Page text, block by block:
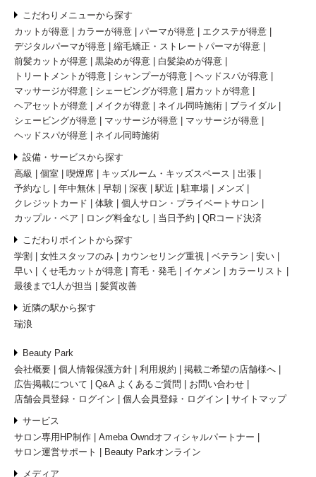
こだわりメニューから探す
カットが得意
カラーが得意 パーマが得意
エクステが得意
デジタルパーマが得意
縮毛矯正・ストレートパーマが得意
前髪カットが得意
黒染めが得意
白髪染めが得意
トリートメントが得意
シャンプーが得意
ヘッドスパが得意
マッサージが得意
シェービングが得意
眉カットが得意
ヘアセットが得意
メイクが得意 ネイル同時施術
ブライダル
シェービングが得意
マッサージが得意
マッサージが得意
ヘッドスパが得意
ネイル同時施術
設備・サービスから探す
高級
個室 喫煙席 キッズルーム・キッズスペース
出張
予約なし
年中無休 早朝 深夜 駅近 駐車場
メンズ
クレジットカード
体験
個人サロン・プライベートサロン
カップル・ペア
ロング料金なし 当日予約 QRコード決済
こだわりポイントから探す
学割
女性スタッフのみ カウンセリング重視 ベテラン
安い
早い
くせ毛カットが得意 育毛・発毛 イケメン
カラーリスト
最後まで1人が担当
髪質改善
近隣の駅から探す
瑞浪
Beauty Park
会社概要
個人情報保護方針 利用規約
掲載ご希望の店舗様へ
広告掲載について
Q&A よくあるご質問
お問い合わせ
店舗会員登録・ログイン
個人会員登録・ログイン サイトマップ
サービス
サロン専用HP制作
Ameba Owndオフィシャルパートナー
サロン運営サポート
Beauty Parkオンライン
メディア